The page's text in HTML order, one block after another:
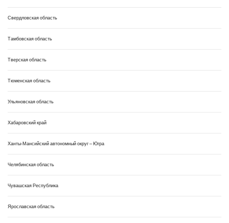
Свердловская область
Тамбовская область
Тверская область
Тюменская область
Ульяновская область
Хабаровский край
Ханты-Мансийский автономный округ – Югра
Челябинская область
Чувашская Республика
Ярославская область